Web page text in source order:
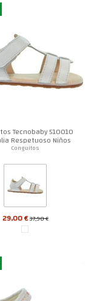
Tecnobaby 510010
Respetuoso Niños
Conguitos
29,00 €37,90 €